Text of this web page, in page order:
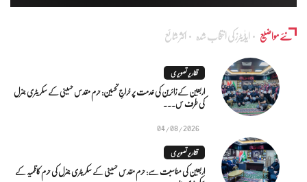
نئے مواضیع ایڈٰیٹرز کی انتخاب شدہ اکثر شائع
تقاریر تصویری
اربعین کے زائرین کی خدمت پر خراجِ تحسین: حرم مقدس حسینی کے سکریٹری جنرل
کی طرف س...
04/08/2026
تقاریر تصویری
اربعین کی مناسبت سے: حرم مقدس حسینی کے سکریٹری جنرل کی حرم کاظمیہ کے